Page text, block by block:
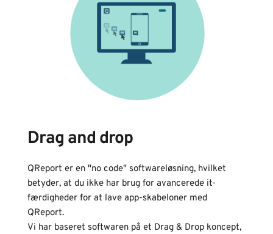
Drag and drop
QReport er en "no code" softwareløsning, hvilket
betyder, at du ikke har brug for avancerede it-
færdigheder for at lave app-skabeloner med
QReport.
Vi har baseret softwaren på et Drag & Drop koncept,